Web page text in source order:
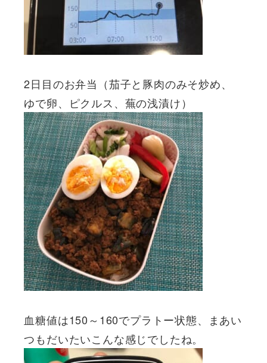
2日目のお弁当（茄子と豚肉のみそ炒め、
ゆで卵、ピクルス、蕪の浅漬け）
血糖値は150～160でプラトー状態、まあい
つもだいたいこんな感じでしたね。